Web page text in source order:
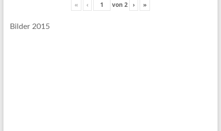
« ‹ von 2 › »
Bilder 2015